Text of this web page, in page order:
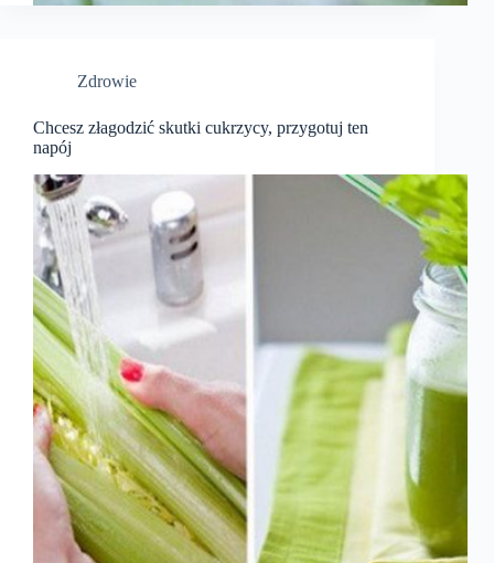
Zdrowie
Chcesz złagodzić skutki cukrzycy, przygotuj ten
napój